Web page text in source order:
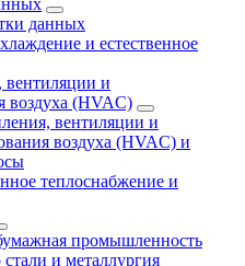
данных
и естественное
вентиляции и
воздуха (HVAC)
вентиляции и
воздуха (HVAC) и
теплоснабжение и
промышленность
и металлургия